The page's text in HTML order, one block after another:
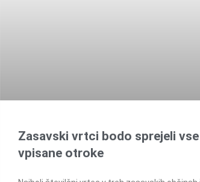
Zasavski vrtci bodo sprejeli vse
vpisane otroke